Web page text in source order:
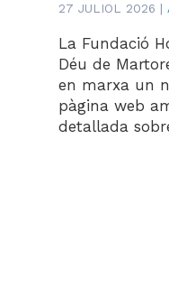
27 JULIOL 2026 |
La Fundació
Déu de
en marxa un
pàgina web
detallada